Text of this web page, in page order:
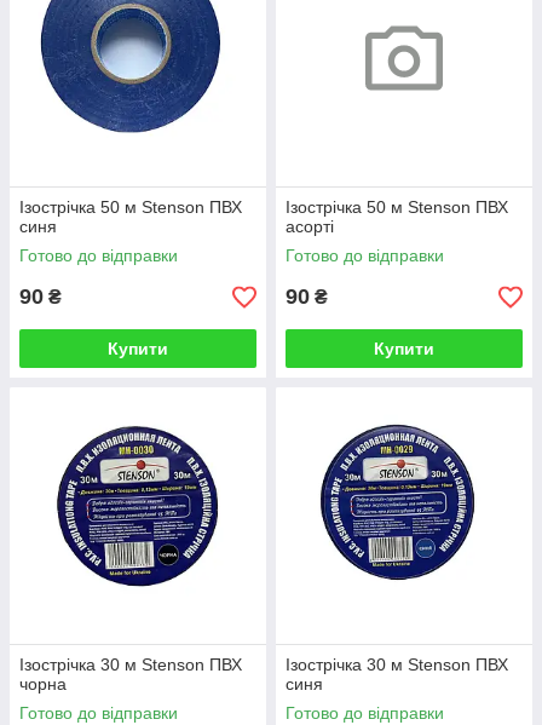
Ізострічка 50 м Stenson ПВХ
синя
Готово до відправки
90 ₴
Купити
Ізострічка 50 м Stenson ПВХ
асорті
Готово до відправки
90 ₴
Купити
Ізострічка 30 м Stenson ПВХ
чорна
Готово до відправки
Ізострічка 30 м Stenson ПВХ
синя
Готово до відправки